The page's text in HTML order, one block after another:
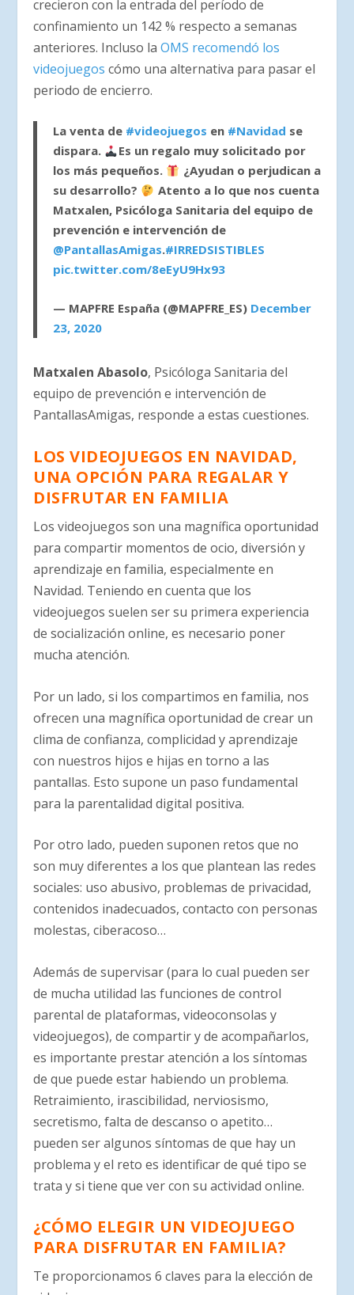
crecieron con la entrada del período de
confinamiento un 142 % respecto a semanas
anteriores. Incluso laOMS recomendó los
videojuegos cómo una alternativa para pasar el
periodo de encierro.
La venta de #videojuegos en #Navidad se
dispara.
Es un regalo muy solicitado por
los más pequeños.
¿Ayudan o perjudican a
su desarrollo?
Atento a lo que nos cuenta
Matxalen, Psicóloga Sanitaria del equipo de
prevención e intervención de
@PantallasAmigas.#IRREDSISTIBLES
pic.twitter.com/8eEyU9Hx93
— MAPFRE España (@MAPFRE_ES) December
23, 2020
Matxalen Abasolo, Psicóloga Sanitaria del
equipo de prevención e intervención de
PantallasAmigas, responde a estas cuestiones.
LOS VIDEOJUEGOS EN NAVIDAD,
UNA OPCIÓN PARA REGALAR Y
DISFRUTAR EN FAMILIA
Los videojuegos son una magnífica oportunidad
para compartir momentos de ocio, diversión y
aprendizaje en familia, especialmente en
Navidad. Teniendo en cuenta que los
videojuegos suelen ser su primera experiencia
de socialización online, es necesario poner
mucha atención.
Por un lado, si los compartimos en familia, nos
ofrecen una magnífica oportunidad de crear un
clima de confianza, complicidad y aprendizaje
con nuestros hijos e hijas en torno a las
pantallas. Esto supone un paso fundamental
para la parentalidad digital positiva.
Por otro lado, pueden suponen retos que no
son muy diferentes a los que plantean las redes
sociales: uso abusivo, problemas de privacidad,
contenidos inadecuados, contacto con personas
molestas, ciberacoso…
Además de supervisar (para lo cual pueden ser
de mucha utilidad las funciones de control
parental de plataformas, videoconsolas y
videojuegos), de compartir y de acompañarlos,
es importante prestar atención a los síntomas
de que puede estar habiendo un problema.
Retraimiento, irascibilidad, nerviosismo,
secretismo, falta de descanso o apetito…
pueden ser algunos síntomas de que hay un
problema y el reto es identificar de qué tipo se
trata y si tiene que ver con su actividad online.
¿CÓMO ELEGIR UN VIDEOJUEGO
PARA DISFRUTAR EN FAMILIA?
Te proporcionamos 6 claves para la elección de